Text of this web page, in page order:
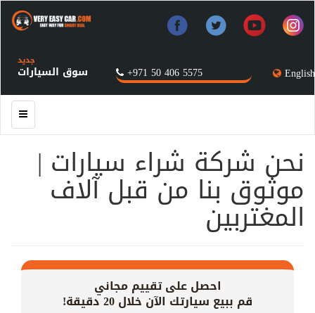
English
+971 50 406 5575 سوق السيارات
جديد
نحن شركة شراء سيارات |
موثوق بنا من قبل آلاف
المغتربين
احصل على تقييم مجاني
قم ببيع سيارتك الآن خلال 20 دقيقة!